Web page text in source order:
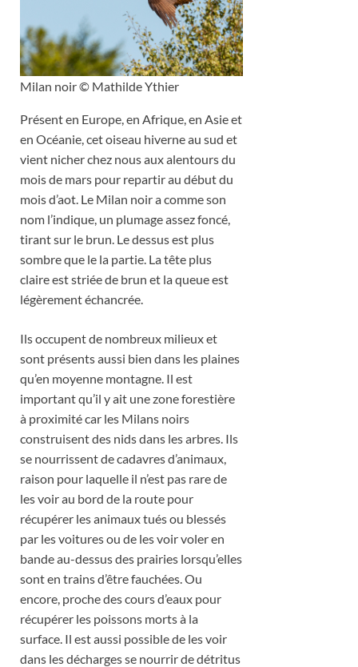
Milan noir © Mathilde Ythier
Présent en Europe, en Afrique, en Asie et
en Océanie, cet oiseau hiverne au sud et
vient nicher chez nous aux alentours du
mois de mars pour repartir au début du
mois d’aot. Le Milan noir a comme son
nom l’indique, un plumage assez foncé,
tirant sur le brun. Le dessus est plus
sombre que le la partie. La tête plus
claire est striée de brun et la queue est
légèrement échancrée.
Ils occupent de nombreux milieux et
sont présents aussi bien dans les plaines
qu’en moyenne montagne. Il est
important qu’il y ait une zone forestière
à proximité car les Milans noirs
construisent des nids dans les arbres. Ils
se nourrissent de cadavres d’animaux,
raison pour laquelle il n’est pas rare de
les voir au bord de la route pour
récupérer les animaux tués ou blessés
par les voitures ou de les voir voler en
bande au-dessus des prairies lorsqu’elles
sont en trains d’être fauchées. Ou
encore, proche des cours d’eaux pour
récupérer les poissons morts à la
surface. Il est aussi possible de les voir
dans les décharges se nourrir de détritus